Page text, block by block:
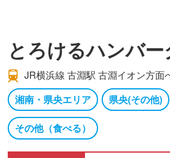
とろけるハンバ
JR横浜線 古淵駅 古淵イオン方面
湘南・県央エリア
県央(その他)
その他（食べる）